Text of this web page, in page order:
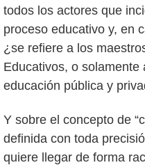
todos los actores que
proceso educativo y, en
¿se refiere a los
Educativos, o
educación pública y
Y sobre el concepto de
definida con toda
quiere llegar de forma